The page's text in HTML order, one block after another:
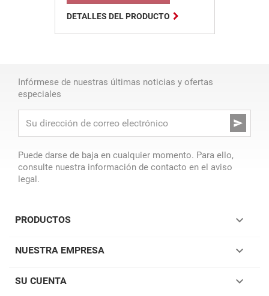

DETALLES DEL PRODUCTO
Infórmese de nuestras últimas noticias y ofertas
especiales

Puede darse de baja en cualquier momento. Para ello,
consulte nuestra información de contacto en el aviso
legal.
PRODUCTOS 
NUESTRA EMPRESA 
SU CUENTA 